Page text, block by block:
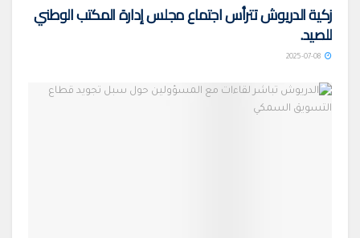
زكية الدريوش تترأس اجتماع مجلس إدارة المكتب الوطني
للصيد.